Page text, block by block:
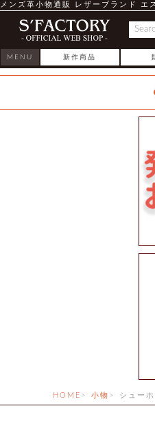
メンズ革小物通販 レザーブランド エ
MENU 新作商品
HOME 小物 シュー